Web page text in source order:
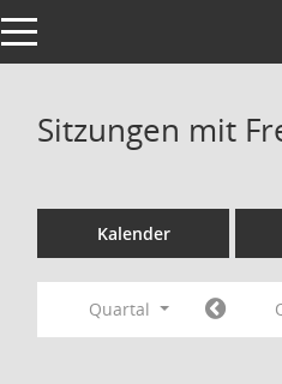
Toggle navigation
Sitzungen mit
Kalender
Quartal